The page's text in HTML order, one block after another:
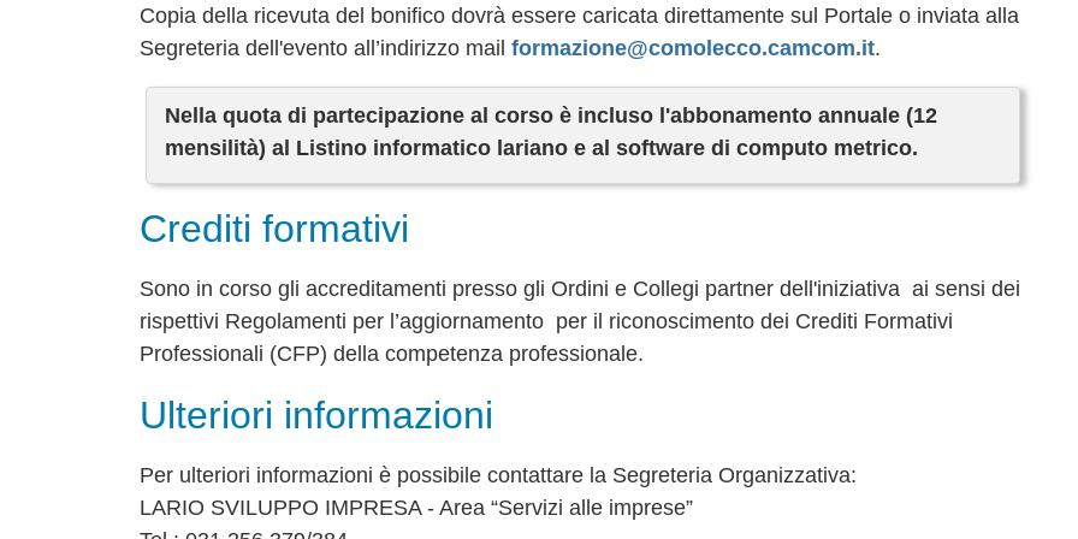
Copia della ricevuta del bonifico dovrà essere caricata direttamente sul Portale o inviata alla
Segreteria dell'evento all’indirizzo mail formazione@comolecco.camcom.it.
Nella quota di partecipazione al corso è incluso l'abbonamento annuale (12
mensilità) al Listino informatico lariano e al software di computo metrico.
Crediti formativi
Sono in corso gli accreditamenti presso gli Ordini e Collegi partner dell'iniziativa ai sensi dei
rispettivi Regolamenti per l’aggiornamento per il riconoscimento dei Crediti Formativi
Professionali (CFP) della competenza professionale.
Ulteriori informazioni
Per ulteriori informazioni è possibile contattare la Segreteria Organizzativa:
LARIO SVILUPPO IMPRESA - Area “Servizi alle imprese”